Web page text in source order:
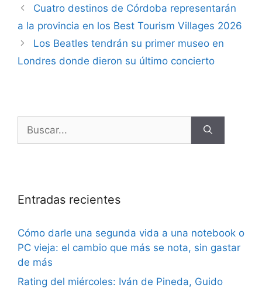
Cuatro destinos de Córdoba representarán
a la provincia en los Best Tourism Villages 2026
Los Beatles tendrán su primer museo en
Londres donde dieron su último concierto
Entradas recientes
Cómo darle una segunda vida a una notebook o
PC vieja: el cambio que más se nota, sin gastar
de más
Rating del miércoles: Iván de Pineda, Guido